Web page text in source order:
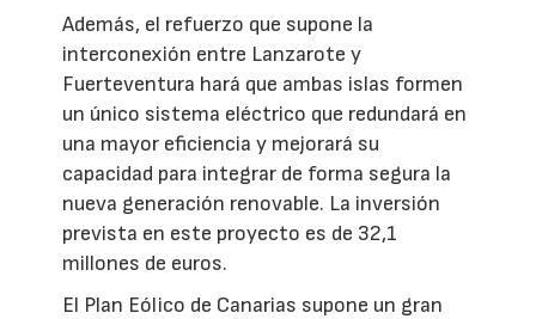
Además, el refuerzo que supone la
interconexión entre Lanzarote y
Fuerteventura hará que ambas islas formen
un único sistema eléctrico que redundará en
una mayor eficiencia y mejorará su
capacidad para integrar de forma segura la
nueva generación renovable. La inversión
prevista en este proyecto es de 32,1
millones de euros.
El Plan Eólico de Canarias supone un gran